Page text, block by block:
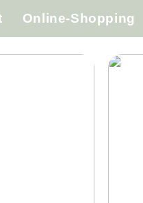
Online-Shopping